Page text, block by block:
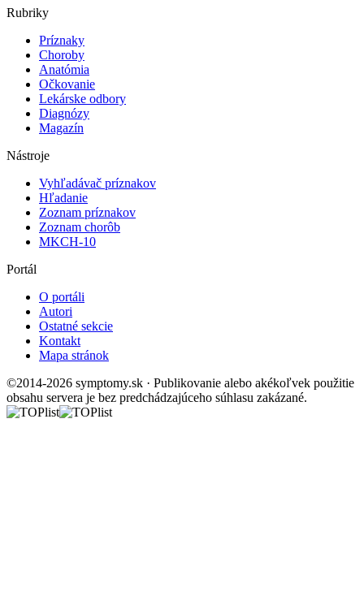
Rubriky
Príznaky
Choroby
Anatómia
Očkovanie
Lekárske odbory
Diagnózy
Magazín
Nástroje
Vyhľadávač príznakov
Hľadanie
Zoznam príznakov
Zoznam chorôb
MKCH-10
Portál
O portáli
Autori
Ostatné sekcie
Kontakt
Mapa stránok
©2014-2026 symptomy.sk · Publikovanie alebo akékoľvek použitie
obsahu servera je bez predchádzajúceho súhlasu zakázané.